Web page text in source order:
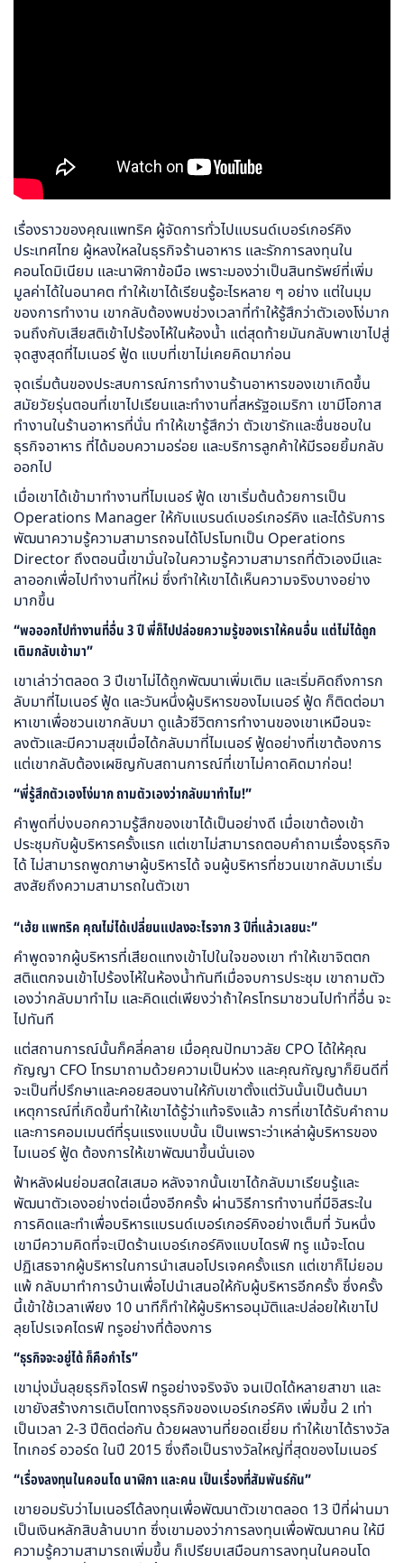
เรื่องราวของคุณแพทริค ผู้จัดการทั่วไปแบรนด์เบอร์เกอร์คิง
ประเทศไทย ผู้หลงใหลในธุรกิจร้านอาหาร และรักการลงทุนใน
คอนโดมิเนียม และนาฬิกาข้อมือ เพราะมองว่าเป็นสินทรัพย์ที่เพิ่ม
มูลค่าได้ในอนาคต ทำให้เขาได้เรียนรู้อะไรหลาย ๆ อย่าง แต่ในมุม
ของการทำงาน เขากลับต้องพบช่วงเวลาที่ทำให้รู้สึกว่าตัวเองโง่มาก
จนถึงกับเสียสติเข้าไปร้องไห้ในห้องน้ำ แต่สุดท้ายมันกลับพาเขาไปสู่
จุดสูงสุดที่ไมเนอร์ ฟู้ด แบบที่เขาไม่เคยคิดมาก่อน
จุดเริ่มต้นของประสบการณ์การทำงานร้านอาหารของเขาเกิดขึ้น
สมัยวัยรุ่นตอนที่เขาไปเรียนและทำงานที่สหรัฐอเมริกา เขามีโอกาส
ทำงานในร้านอาหารที่นั่น ทำให้เขารู้สึกว่า ตัวเขารักและชื่นชอบใน
ธุรกิจอาหาร ที่ได้มอบความอร่อย และบริการลูกค้าให้มีรอยยิ้มกลับ
ออกไป
เมื่อเขาได้เข้ามาทำงานที่ไมเนอร์ ฟู้ด เขาเริ่มต้นด้วยการเป็น
Operations Manager ให้กับแบรนด์เบอร์เกอร์คิง และได้รับการ
พัฒนาความรู้ความสามารถจนได้โปรโมทเป็น Operations
Director ถึงตอนนี้เขามั่นใจในความรู้ความสามารถที่ตัวเองมีและ
ลาออกเพื่อไปทำงานที่ใหม่ ซึ่งทำให้เขาได้เห็นความจริงบางอย่าง
มากขึ้น
“พอออกไปทำงานที่อื่น 3 ปี พี่ก็ไปปล่อยความรู้ของเราให้คนอื่น แต่ไม่ได้ถูก
เติมกลับเข้ามา”
เขาเล่าว่าตลอด 3 ปีเขาไม่ได้ถูกพัฒนาเพิ่มเติม และเริ่มคิดถึงการก
ลับมาที่ไมเนอร์ ฟู้ด และวันหนึ่งผู้บริหารของไมเนอร์ ฟู้ด ก็ติดต่อมา
หาเขาเพื่อชวนเขากลับมา ดูแล้วชีวิตการทำงานของเขาเหมือนจะ
ลงตัวและมีความสุขเมื่อได้กลับมาที่ไมเนอร์ ฟู้ดอย่างที่เขาต้องการ
แต่เขากลับต้องเผชิญกับสถานการณ์ที่เขาไม่คาดคิดมาก่อน!
“พี่รู้สึกตัวเองโง่มาก ถามตัวเองว่ากลับมาทำไม!”
คำพูดที่บ่งบอกความรู้สึกของเขาได้เป็นอย่างดี เมื่อเขาต้องเข้า
ประชุมกับผู้บริหารครั้งแรก แต่เขาไม่สามารถตอบคำถามเรื่องธุรกิจ
ได้ ไม่สามารถพูดภาษาผู้บริหารได้ จนผู้บริหารที่ชวนเขากลับมาเริ่ม
สงสัยถึงความสามารถในตัวเขา
“เฮ้ย แพทริค คุณไม่ได้เปลี่ยนแปลงอะไรจาก 3 ปีที่แล้วเลยนะ”
คำพูดจากผู้บริหารที่เสียดแทงเข้าไปในใจของเขา ทำให้เขาจิตตก
สติแตกจนเข้าไปร้องไห้ในห้องน้ำทันทีเมื่อจบการประชุม เขาถามตัว
เองว่ากลับมาทำไม และคิดแต่เพียงว่าถ้าใครโทรมาชวนไปทำที่อื่น จะ
ไปทันที
แต่สถานการณ์นั้นก็คลี่คลาย เมื่อคุณปัทมาวลัย CPO ได้ให้คุณ
กัญญา CFO โทรมาถามด้วยความเป็นห่วง และคุณกัญญาก็ยินดีที่
จะเป็นที่ปรึกษาและคอยสอนงานให้กับเขาตั้งแต่วันนั้นเป็นต้นมา
เหตุการณ์ที่เกิดขึ้นทำให้เขาได้รู้ว่าแท้จริงแล้ว การที่เขาได้รับคำถาม
และการคอมเมนต์ที่รุนแรงแบบนั้น เป็นเพราะว่าเหล่าผู้บริหารของ
ไมเนอร์ ฟู้ด ต้องการให้เขาพัฒนาขึ้นนั่นเอง
ฟ้าหลังฝนย่อมสดใสเสมอ หลังจากนั้นเขาได้กลับมาเรียนรู้และ
พัฒนาตัวเองอย่างต่อเนื่องอีกครั้ง ผ่านวิธีการทำงานที่มีอิสระใน
การคิดและทำเพื่อบริหารแบรนด์เบอร์เกอร์คิงอย่างเต็มที่ วันหนึ่ง
เขามีความคิดที่จะเปิดร้านเบอร์เกอร์คิงแบบไดรฟ์ ทรู แม้จะโดน
ปฏิเสธจากผู้บริหารในการนำเสนอโปรเจคครั้งแรก แต่เขาก็ไม่ยอม
แพ้ กลับมาทำการบ้านเพื่อไปนำเสนอให้กับผู้บริหารอีกครั้ง ซึ่งครั้ง
นี้เข้าใช้เวลาเพียง 10 นาทีก็ทำให้ผู้บริหารอนุมัติและปล่อยให้เขาไป
ลุยโปรเจคไดรฟ์ ทรูอย่างที่ต้องการ
“ธุรกิจจะอยู่ได้ ก็คือกำไร”
เขามุ่งมั่นลุยธุรกิจไดรฟ์ ทรูอย่างจริงจัง จนเปิดได้หลายสาขา และ
เขายังสร้างการเติบโตทางธุรกิจของเบอร์เกอร์คิง เพิ่มขึ้น 2 เท่า
เป็นเวลา 2-3 ปีติดต่อกัน ด้วยผลงานที่ยอดเยี่ยม ทำให้เขาได้รางวัล
ไทเกอร์ อวอร์ด ในปี 2015 ซึ่งถือเป็นรางวัลใหญ่ที่สุดของไมเนอร์
“เรื่องลงทุนในคอนโด นาฬิกา และคน เป็นเรื่องที่สัมพันธ์กัน”
เขายอมรับว่าไมเนอร์ได้ลงทุนเพื่อพัฒนาตัวเขาตลอด 13 ปีที่ผ่านมา
เป็นเงินหลักสิบล้านบาท ซึ่งเขามองว่าการลงทุนเพื่อพัฒนาคน ให้มี
ความรู้ความสามารถเพิ่มขึ้น ก็เปรียบเสมือนการลงทุนในคอนโด